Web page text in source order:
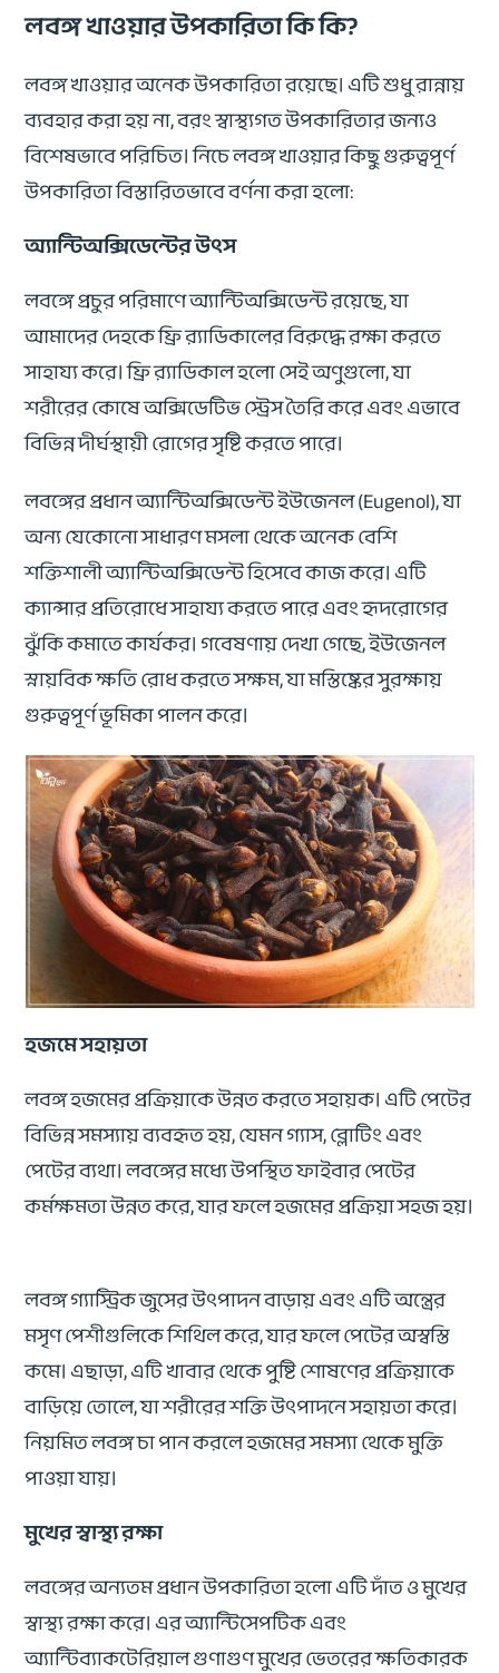
লবঙ্গ খাওয়ার উপকারিতা কি কি?
লবঙ্গ খাওয়ার অনেক উপকারিতা রয়েছে। এটি শুধু রান্নায়
ব্যবহার করা হয় না, বরং স্বাস্থ্যগত উপকারিতার জন্যও
বিশেষভাবে পরিচিত। নিচে লবঙ্গ খাওয়ার কিছু গুরুত্বপূর্ণ
উপকারিতা বিস্তারিতভাবে বর্ণনা করা হলো:
অ্যান্টিঅক্সিডেন্টের উৎস
লবঙ্গে প্রচুর পরিমাণে অ্যান্টিঅক্সিডেন্ট রয়েছে, যা
আমাদের দেহকে ফ্রি র‍্যাডিকালের বিরুদ্ধে রক্ষা করতে
সাহায্য করে। ফ্রি র‍্যাডিকাল হলো সেই অণুগুলো, যা
শরীরের কোষে অক্সিডেটিভ স্ট্রেস তৈরি করে এবং এভাবে
বিভিন্ন দীর্ঘস্থায়ী রোগের সৃষ্টি করতে পারে।
লবঙ্গের প্রধান অ্যান্টিঅক্সিডেন্ট ইউজেনল (Eugenol), যা
অন্য যেকোনো সাধারণ মসলা থেকে অনেক বেশি
শক্তিশালী অ্যান্টিঅক্সিডেন্ট হিসেবে কাজ করে। এটি
ক্যান্সার প্রতিরোধে সাহায্য করতে পারে এবং হৃদরোগের
ঝুঁকি কমাতে কার্যকর। গবেষণায় দেখা গেছে, ইউজেনল
স্নায়বিক ক্ষতি রোধ করতে সক্ষম, যা মস্তিষ্কের সুরক্ষায়
গুরুত্বপূর্ণ ভূমিকা পালন করে।
হজমে সহায়তা
লবঙ্গ হজমের প্রক্রিয়াকে উন্নত করতে সহায়ক। এটি পেটের
বিভিন্ন সমস্যায় ব্যবহৃত হয়, যেমন গ্যাস, ব্লোটিং এবং
পেটের ব্যথা। লবঙ্গের মধ্যে উপস্থিত ফাইবার পেটের
কর্মক্ষমতা উন্নত করে, যার ফলে হজমের প্রক্রিয়া সহজ হয়।
লবঙ্গ গ্যাস্ট্রিক জুসের উৎপাদন বাড়ায় এবং এটি অন্ত্রের
মসৃণ পেশীগুলিকে শিথিল করে, যার ফলে পেটের অস্বস্তি
কমে। এছাড়া, এটি খাবার থেকে পুষ্টি শোষণের প্রক্রিয়াকে
বাড়িয়ে তোলে, যা শরীরের শক্তি উৎপাদনে সহায়তা করে।
নিয়মিত লবঙ্গ চা পান করলে হজমের সমস্যা থেকে মুক্তি
পাওয়া যায়।
মুখের স্বাস্থ্য রক্ষা
লবঙ্গের অন্যতম প্রধান উপকারিতা হলো এটি দাঁত ও মুখের
স্বাস্থ্য রক্ষা করে। এর অ্যান্টিসেপটিক এবং
অ্যান্টিব্যাকটেরিয়াল গুণাগুণ মুখের ভেতরের ক্ষতিকারক